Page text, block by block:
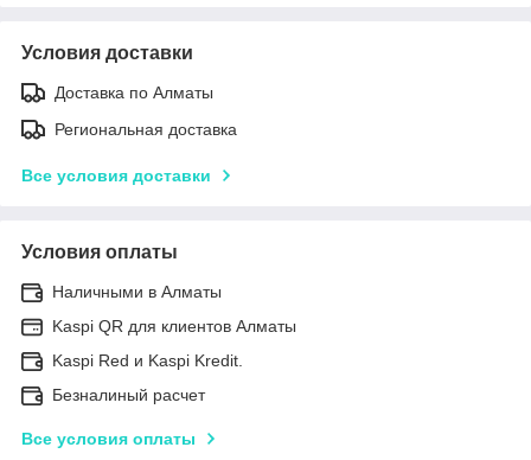
Условия доставки
Доставка по Алматы
Региональная доставка
Все условия доставки
Условия оплаты
Наличными в Алматы
Kaspi QR для клиентов Алматы
Kaspi Red и Kaspi Kredit.
Безналиный расчет
Все условия оплаты